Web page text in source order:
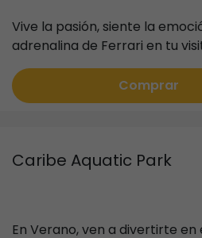
Vive la pasión, siente la
adrenalina de Ferrari en tu
Comprar
Caribe Aquatic Park
En Verano, ven a divertirte en